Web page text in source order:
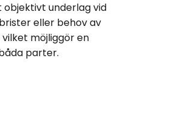
underlag vid
eller behov av
möjliggör en
parter.